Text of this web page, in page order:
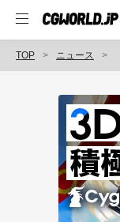
TOP ニュース